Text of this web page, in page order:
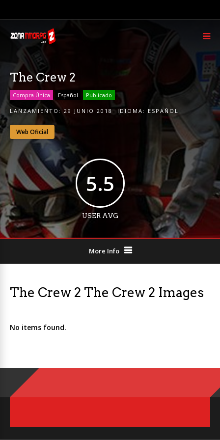
The Crew 2
Compra Única Español Publicado
LANZAMIENTO: 29 JUNIO 2018 IDIOMA: ESPAÑOL
Web Oficial
5.5
USER AVG
More Info
The Crew 2 The Crew 2 Images
No items found.